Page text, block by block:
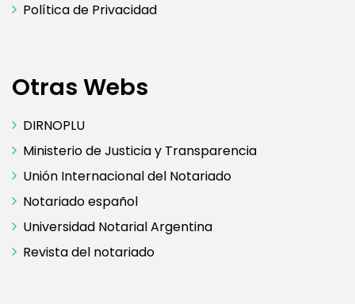
Política de Privacidad
Otras Webs
DIRNOPLU
Ministerio de Justicia y Transparencia
Unión Internacional del Notariado
Notariado español
Universidad Notarial Argentina
Revista del notariado